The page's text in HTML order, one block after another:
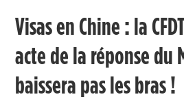
Visas en Chine : la
acte de la réponse du
baissera pas les bras !